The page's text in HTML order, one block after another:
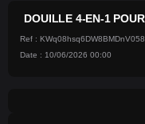
DOUILLE 4-EN-1
Ref : KWq08hsq6DW8BMDnV058
Date : 10/06/2026 00:00